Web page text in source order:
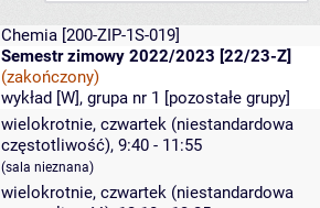
Chemia [200-ZIP-1S-019]
Semestr zimowy 2022/2023 [22/23-Z]
(zakończony)
wykład [W], grupa nr 1 [pozostałe grupy]
wielokrotnie, czwartek (niestandardowa
częstotliwość), 9:40 - 11:55
(sala nieznana)
wielokrotnie, czwartek (niestandardowa